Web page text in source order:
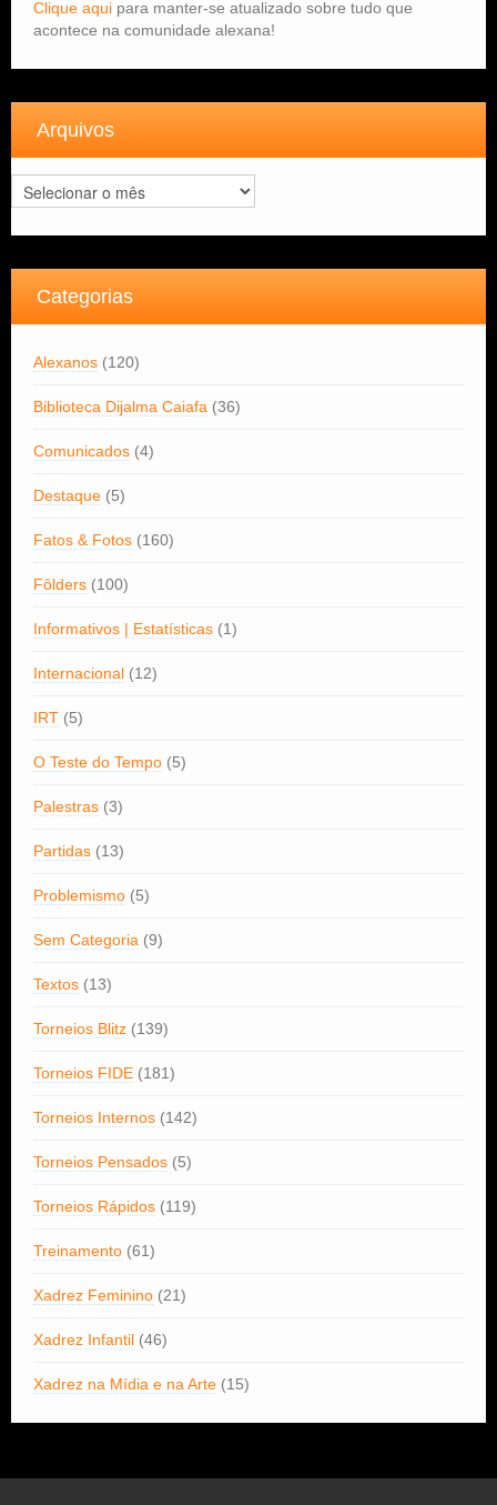
Clique aqui para manter-se atualizado sobre tudo que
acontece na comunidade alexana!
Arquivos
Arquivos
Categorias
Alexanos (120)
Biblioteca Dijalma Caiafa (36)
Comunicados (4)
Destaque (5)
Fatos & Fotos (160)
Fôlders (100)
Informativos | Estatísticas (1)
Internacional (12)
IRT (5)
O Teste do Tempo (5)
Palestras (3)
Partidas (13)
Problemismo (5)
Sem Categoria (9)
Textos (13)
Torneios Blitz (139)
Torneios FIDE (181)
Torneios Internos (142)
Torneios Pensados (5)
Torneios Rápidos (119)
Treinamento (61)
Xadrez Feminino (21)
Xadrez Infantil (46)
Xadrez na Mídia e na Arte (15)